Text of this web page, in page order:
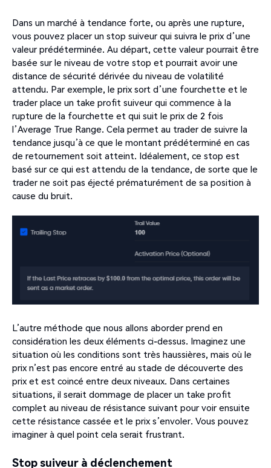
Dans un marché à tendance forte, ou après une rupture,
vous pouvez placer un stop suiveur qui suivra le prix d’une
valeur prédéterminée. Au départ, cette valeur pourrait être
basée sur le niveau de votre stop et pourrait avoir une
distance de sécurité dérivée du niveau de volatilité
attendu. Par exemple, le prix sort d’une fourchette et le
trader place un take profit suiveur qui commence à la
rupture de la fourchette et qui suit le prix de 2 fois
l’Average True Range. Cela permet au trader de suivre la
tendance jusqu’à ce que le montant prédéterminé en cas
de retournement soit atteint. Idéalement, ce stop est
basé sur ce qui est attendu de la tendance, de sorte que le
trader ne soit pas éjecté prématurément de sa position à
cause du bruit.
L’autre méthode que nous allons aborder prend en
considération les deux éléments ci-dessus. Imaginez une
situation où les conditions sont très haussières, mais où le
prix n’est pas encore entré au stade de découverte des
prix et est coincé entre deux niveaux. Dans certaines
situations, il serait dommage de placer un take profit
complet au niveau de résistance suivant pour voir ensuite
cette résistance cassée et le prix s’envoler. Vous pouvez
imaginer à quel point cela serait frustrant.
Stop suiveur à déclenchement